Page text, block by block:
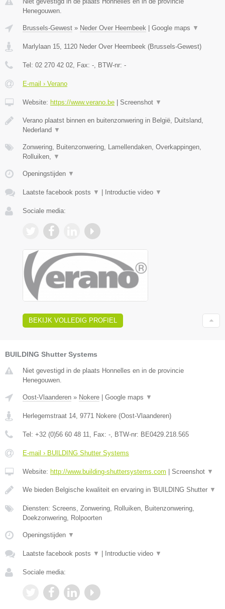
Henegouwen.
Brussels-Gewest » Neder Over Heembeek Google maps ▼
Marlylaan 15 1120 Neder Over Heembeek (Brussels-Gewest)
Tel: 02 270 42 02 , Fax: - , BTW-nr: -
E-mail › Verano
Website: https://www.verano.be Screenshot ▼
Verano plaatst binnen en buitenzonwering in België, Duitsland,
Nederland ▼
Zonwering, Buitenzonwering, Lamellendaken, Overkappingen,
Rolluiken,
▼
Openingstijden ▼
Laatste facebook posts ▼ Introductie video ▼
Sociale media:
BEKIJK VOLLEDIG PROFIEL
BUILDING Shutter Systems
Niet gevestigd in de plaats Honnelles en in de provincie
Henegouwen.
Oost-Vlaanderen » Nokere Google maps ▼
Herlegemstraat 14 9771 Nokere (Oost-Vlaanderen)
Tel: +32 (0)56 60 48 11 , Fax: - , BTW-nr: BE0429.218.565
E-mail › BUILDING Shutter Systems
Website: http://www.building-shuttersystems.com Screenshot ▼
We bieden Belgische kwaliteit en ervaring in 'BUILDING Shutter ▼
Diensten: Screens, Zonwering, Rolluiken, Buitenzonwering,
Doekzonwering, Rolpoorten
Openingstijden ▼
Laatste facebook posts ▼ Introductie video ▼
Sociale media: